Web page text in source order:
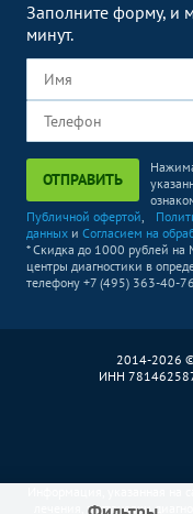
Заполните форму, и
минут.
ОТПРАВИТЬ
Публичной офертой,
данных и Согласием на
* Скидка до 1000 рублей на
центры диагностики в
телефону +7 (495) 363-40-
2014-2026
ИНН
Информация, указанная на
лечения, постановки